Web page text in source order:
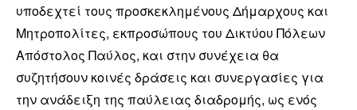
υποδεχτεί τους προσκεκλημένους Δήμαρχους και
Μητροπολίτες, εκπροσώπους του Δικτύου Πόλεων
Απόστολος Παύλος, και στην συνέχεια θα
συζητήσουν κοινές δράσεις και συνεργασίες για
την ανάδειξη της παύλειας διαδρομής, ως ενός